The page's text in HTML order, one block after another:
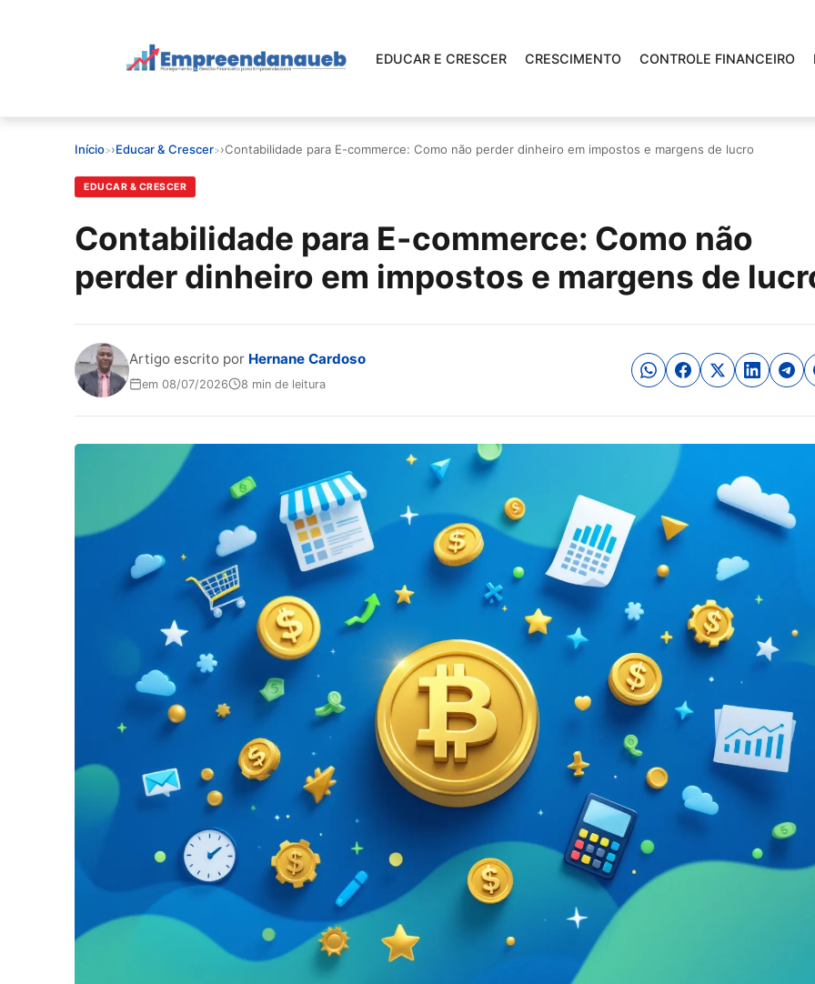
EDUCAR E CRESCER CRESCIMENTO CONTROLE FINANCEIRO
FERRAMENTAS
Início ›Educar & Crescer ›Contabilidade para E-commerce: Como não perder dinheiro em impostos e margens de lucro
EDUCAR & CRESCER
Contabilidade para E-commerce: Como não
perder dinheiro em impostos e margens de
Artigo escrito por Hernane Cardoso
em 08/07/2026 8 min de leitura